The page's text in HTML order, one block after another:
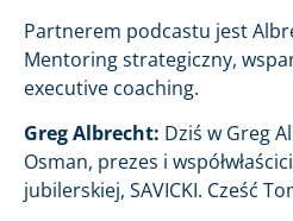
Partnerem podcastu jest
Mentoring strategiczny,
executive coaching.
Greg Albrecht: Dziś w Greg
Osman, prezes i
jubilerskiej, SAVICKI. Cześć